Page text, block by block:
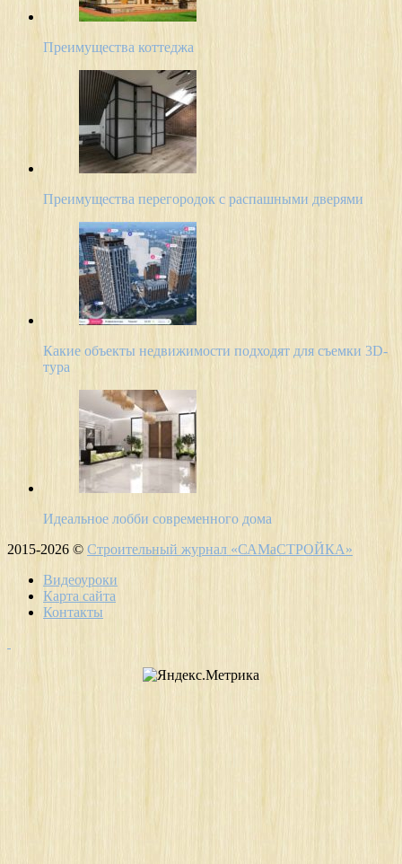
Преимущества коттеджа
Преимущества перегородок с распашными дверями
Какие объекты недвижимости подходят для съемки 3D-
тура
Идеальное лобби современного дома
2015-2026 © Строительный журнал «САМаСТРОЙКА»
Видеоуроки
Карта сайта
Контакты